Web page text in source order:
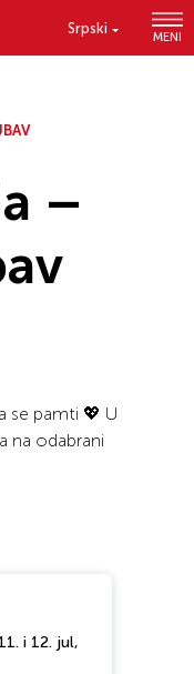
Srpski
MENI
–
se pamti 💖 U
na odabrani
i 12. jul,